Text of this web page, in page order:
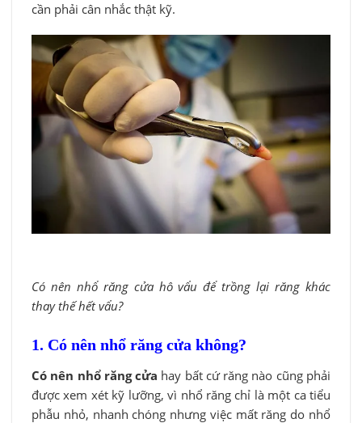
cần phải cân nhắc thật kỹ.
Có nên nhổ răng cửa hô vẩu để trồng lại răng khác
thay thế hết vẩu?
1. Có nên nhổ răng cửa không?
Có nên nhổ răng cửa hay bất cứ răng nào cũng phải
được xem xét kỹ lưỡng, vì nhổ răng chỉ là một ca tiểu
phẫu nhỏ, nhanh chóng nhưng việc mất răng do nhổ